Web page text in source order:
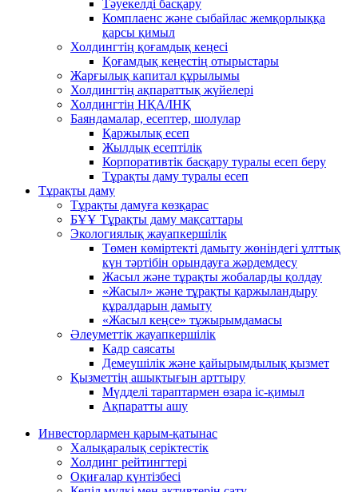
Тәуекелді басқару
Комплаенс және сыбайлас жемқорлыққа
қарсы қимыл
Холдингтің қоғамдық кеңесі
Қоғамдық кеңестің отырыстары
Жарғылық капитал құрылымы
Холдингтің ақпараттық жүйелері
Холдингтің НҚА/ІНҚ
Баяндамалар, есептер, шолулар
Қаржылық есеп
Жылдық есептілік
Корпоративтік басқару туралы есеп беру
Тұрақты даму туралы есеп
Тұрақты даму
Тұрақты дамуға көзқарас
БҰҰ Тұрақты даму мақсаттары
Экологиялық жауапкершілік
Төмен көміртекті дамыту жөніндегі ұлттық
күн тәртібін орындауға жәрдемдесу
Жасыл және тұрақты жобаларды қолдау
«Жасыл» және тұрақты қаржыландыру
құралдарын дамыту
«Жасыл кеңсе» тұжырымдамасы
Әлеуметтік жауапкершілік
Кадр саясаты
Демеушілік және қайырымдылық қызмет
Қызметтің ашықтығын арттыру
Мүдделі тараптармен өзара іс-қимыл
Ақпаратты ашу
Инвесторлармен қарым-қатынас
Халықаралық серіктестік
Холдинг рейтингтері
Оқиғалар күнтізбесі